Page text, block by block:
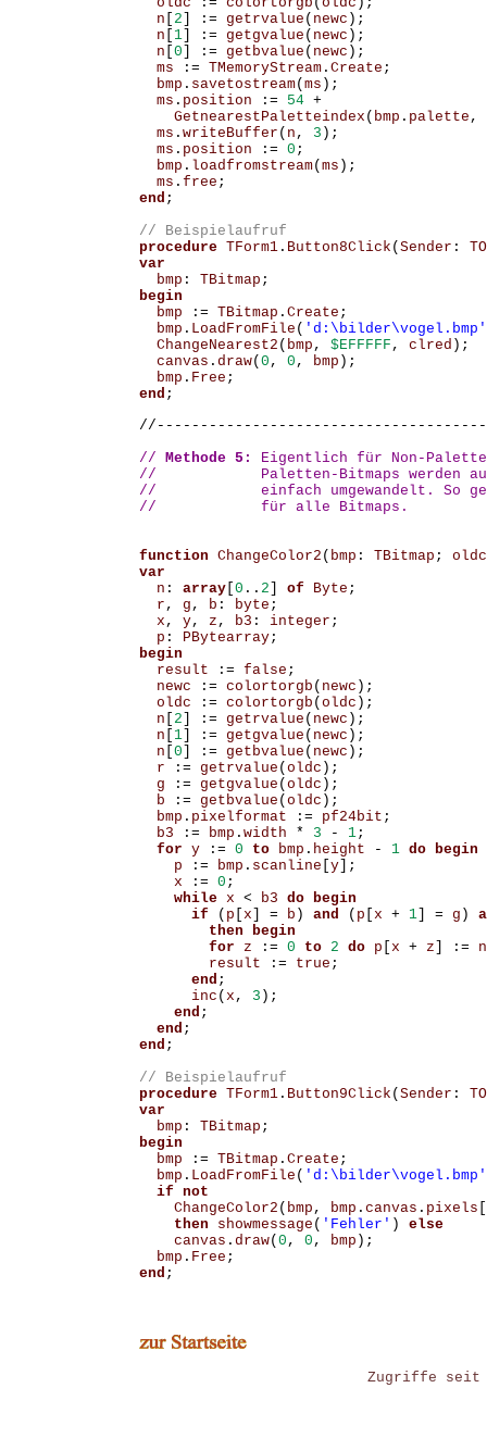
n
2 := getrvalue ( newc );
n
1 := getgvalue ( newc );
n 0 := getbvalue ( newc );
ms
:= TMemoryStream . Create ;
bmp . savetostream( ms );
ms . position := 54 +
GetnearestPaletteindex ( bmp . palette ,
ms . writeBuffer ( n , 3 );
ms . position := 0 ;
bmp . loadfromstream( ms );
ms . free ;
end ;
procedure TForm1 . Button8Click ( Sender :
var
bmp : TBitmap ;
begin
bmp
:= TBitmap . Create ;
bmp . LoadFromFile ( 'd:\bilder\vogel.bmp'
ChangeNearest2 ( bmp , $EFFFFF , clred );
canvas . draw( 0 , 0 , bmp );
bmp . Free ;
end ;
// Methode 5:
Eigentlich für Non-
//            Paletten-Bitmaps werden
//            einfach umgewandelt. So
//            für alle Bitmaps.
function ChangeColor2 ( bmp : TBitmap ;
oldc
var
n : array [0 .. 2] of Byte ;
r , g , b : byte ;
x , y, z , b3 : integer ;
p : PBytearray;
begin
result
:= false ;
newc
:= colortorgb ( newc );
oldc
:= colortorgb (oldc );
n [ 2] := getrvalue ( newc );
n [ 1] := getgvalue ( newc );
n [0] := getbvalue ( newc );
r
:= getrvalue (oldc );
g
:= getgvalue (oldc );
b
:= getbvalue (oldc );
bmp . pixelformat := pf24bit ;
b3
:= bmp . width * 3 - 1;
for y := 0 to bmp . height - 1 do
begin
p
:= bmp . scanline [y];
x
:= 0 ;
while x < b3 do
begin
if
( p [x] = b ) and ( p [x + 1] = g )
then
begin
for
z := 0 to 2 do p [x + z] :=
n
result
:= true ;
end ;
inc (x , 3 );
end ;
end ;
end ;
procedure TForm1 . Button9Click (Sender :
var
bmp : TBitmap ;
begin
bmp
:= TBitmap . Create ;
bmp . LoadFromFile ( 'd:\bilder\vogel.bmp'
if not
ChangeColor2 ( bmp , bmp . canvas . pixels [
then
showmessage ( 'Fehler' )
else
canvas . draw(0 , 0 , bmp );
bmp . Free ;
end ;
Zugriffe seit